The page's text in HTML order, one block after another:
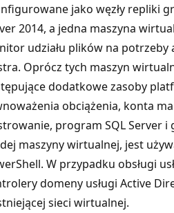
jako węzły repliki
2014, a jedna maszyna
udziału plików na
Oprócz tych maszyn
dodatkowe zasoby
obciążenia, konta
program SQL Server
maszyny wirtualnej, jest
W przypadku obsługi
domeny usługi Active
sieci wirtualnej.